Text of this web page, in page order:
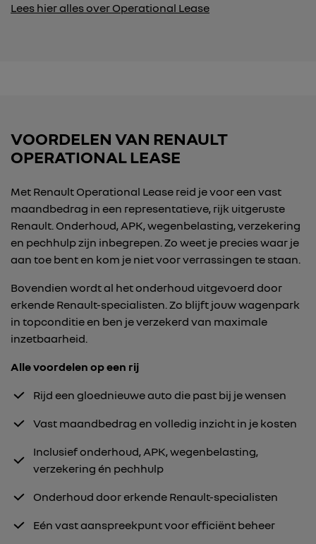
Lees hier alles over Operational Lease
VOORDELEN VAN RENAULT
OPERATIONAL LEASE
Met Renault Operational Lease reid je voor een vast
maandbedrag in een representatieve, rijk uitgeruste
Renault. Onderhoud, APK, wegenbelasting, verzekering
en pechhulp zijn inbegrepen. Zo weet je precies waar je
aan toe bent en kom je niet voor verrassingen te staan.
Bovendien wordt al het onderhoud uitgevoerd door
erkende Renault-specialisten. Zo blijft jouw wagenpark
in topconditie en ben je verzekerd van maximale
inzetbaarheid.
Alle voordelen op een rij
Rijd een gloednieuwe auto die past bij je wensen
Vast maandbedrag en volledig inzicht in je kosten
Inclusief onderhoud, APK, wegenbelasting,
verzekering én pechhulp
Onderhoud door erkende Renault-specialisten
Eén vast aanspreekpunt voor efficiënt beheer